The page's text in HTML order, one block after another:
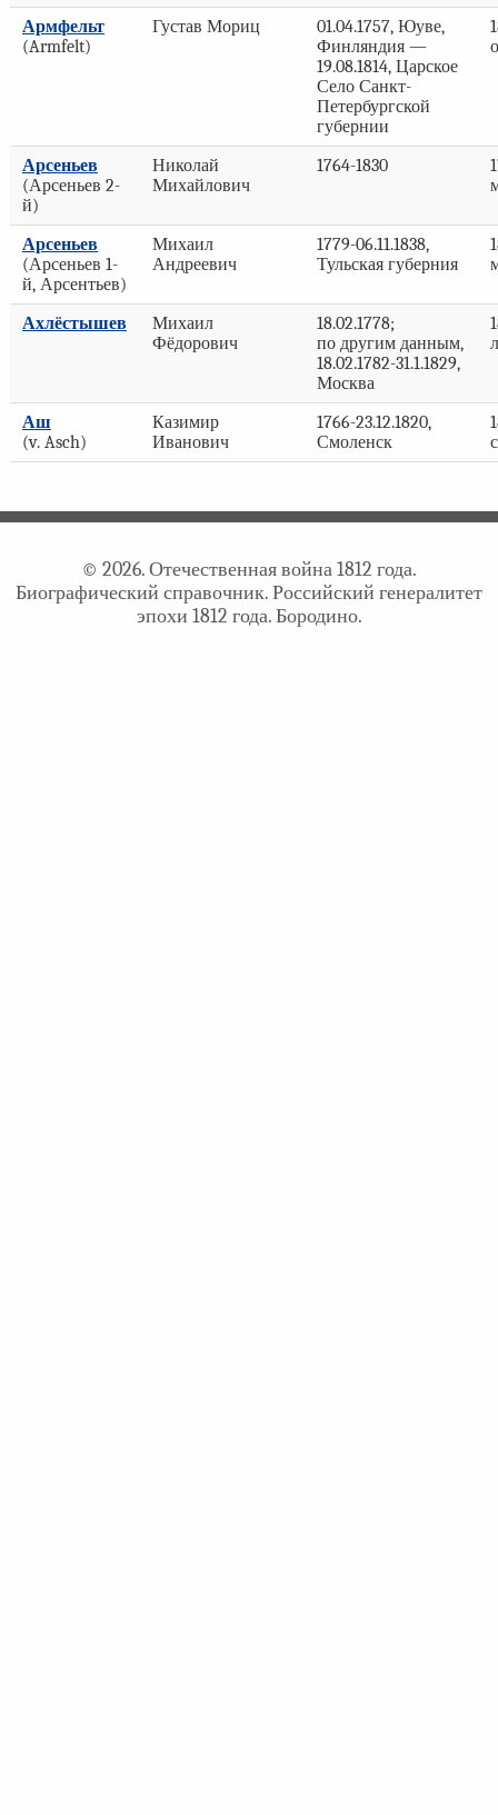
Армфельт
(Armfelt)
Густав Мориц
01.04.1757, Юуве,
Финляндия —
19.08.1814, Царское
Село Санкт-
Петербургской
губернии
Арсеньев
(Арсеньев 2-
й)
Николай
Михайлович
1764-1830
Арсеньев
(Арсеньев 1-
й, Арсентьев)
Михаил
Андреевич
1779-06.11.1838,
Тульская губерния
Ахлёстышев
Михаил
Фёдорович
18.02.1778;
по другим данным,
18.02.1782-31.1.1829,
Москва
Аш
(v. Asch)
Казимир
Иванович
1766-23.12.1820,
Смоленск
© 2026. Отечественная война 1812 года.
Биографический справочник. Российский генералитет
эпохи 1812 года. Бородино.